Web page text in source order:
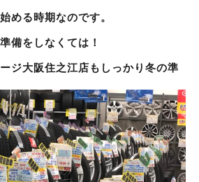
める時期なのです。
備をしなくては！
ジ大阪住之江店もしっかり冬の準